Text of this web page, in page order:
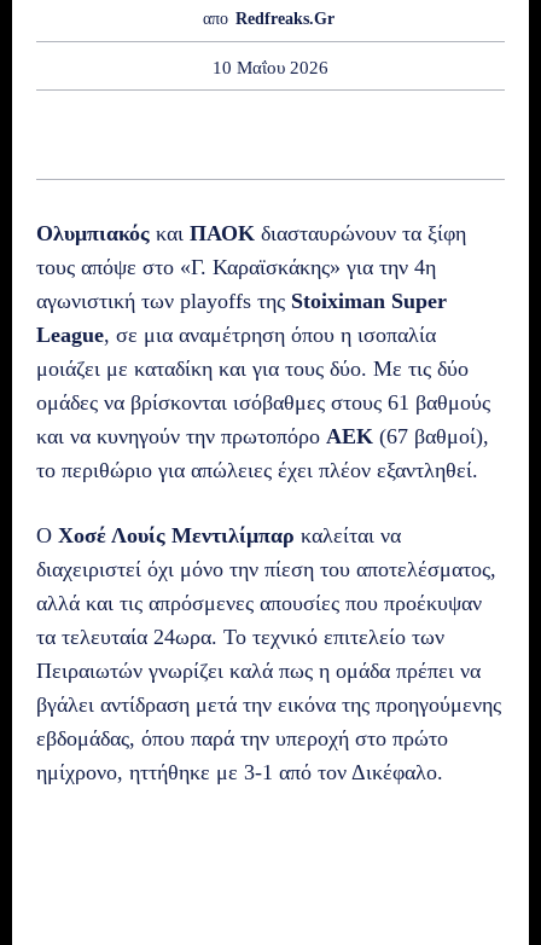
απο Redfreaks.gr
10 Μαΐου 2026
Ολυμπιακός και ΠΑΟΚ διασταυρώνουν τα ξίφη
τους απόψε στο «Γ. Καραϊσκάκης» για την 4η
αγωνιστική των playoffs της Stoiximan Super
League, σε μια αναμέτρηση όπου η ισοπαλία
μοιάζει με καταδίκη και για τους δύο. Με τις δύο
ομάδες να βρίσκονται ισόβαθμες στους 61 βαθμούς
και να κυνηγούν την πρωτοπόρο ΑΕΚ (67 βαθμοί),
το περιθώριο για απώλειες έχει πλέον εξαντληθεί.
Ο Χοσέ Λουίς Μεντιλίμπαρ καλείται να
διαχειριστεί όχι μόνο την πίεση του αποτελέσματος,
αλλά και τις απρόσμενες απουσίες που προέκυψαν
τα τελευταία 24ωρα. Το τεχνικό επιτελείο των
Πειραιωτών γνωρίζει καλά πως η ομάδα πρέπει να
βγάλει αντίδραση μετά την εικόνα της προηγούμενης
εβδομάδας, όπου παρά την υπεροχή στο πρώτο
ημίχρονο, ηττήθηκε με 3-1 από τον Δικέφαλο.